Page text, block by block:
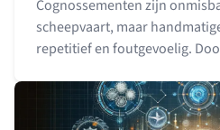
Cognossementen zijn
scheepvaart, maar
repetitief en foutgevoelig.